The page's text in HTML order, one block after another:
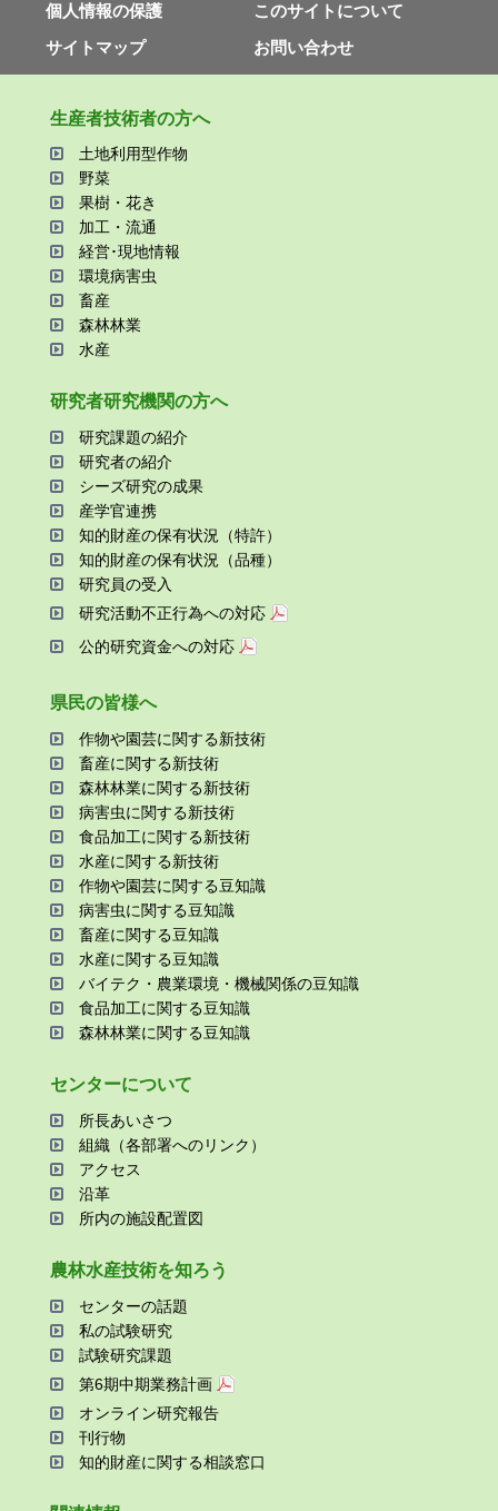
個⼈情報の保護
このサイトについて
サイトマップ
お問い合わせ
⽣産者技術者の⽅へ
⼟地利⽤型作物
野菜
果樹・花き
加⼯・流通
経営･現地情報
環境病害⾍
畜産
森林林業
⽔産
研究者研究機関の⽅へ
研究課題の紹介
研究者の紹介
シーズ研究の成果
産学官連携
知的財産の保有状況（特許）
知的財産の保有状況（品種）
研究員の受⼊
研究活動不正⾏為への対応
公的研究資金への対応
県⺠の皆様へ
作物や園芸に関する新技術
畜産に関する新技術
森林林業に関する新技術
病害⾍に関する新技術
⾷品加⼯に関する新技術
⽔産に関する新技術
作物や園芸に関する⾖知識
病害⾍に関する⾖知識
畜産に関する⾖知識
⽔産に関する⾖知識
バイテク・農業環境・機械関係の⾖知識
⾷品加⼯に関する⾖知識
森林林業に関する⾖知識
センターについて
所⻑あいさつ
組織（各部署へのリンク）
アクセス
沿⾰
所内の施設配置図
農林⽔産技術を知ろう
センターの話題
私の試験研究
試験研究課題
第6期中期業務計画
オンライン研究報告
刊⾏物
知的財産に関する相談窓⼝